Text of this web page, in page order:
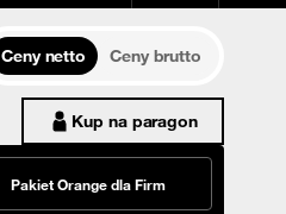
Ceny netto
Ceny brutto
Kup na paragon
Pakiet Orange dla Firm